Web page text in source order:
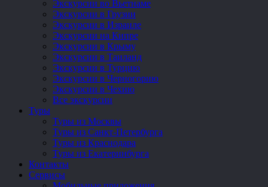
Экскурсии во Вьетнаме
Экскурсии в Грузии
Экскурсии в Израиле
Экскурсии на Кипре
Экскурсии в Крыму
Экскурсии в Таиланд
Экскурсии в Турцию
Экскурсии в Черногорию
Экскурсии в Чехию
Все экскурсии
Туры
Туры из Москвы
Туры из Санкт-Петербурга
Туры из Краснодара
Туры из Екатеринбурга
Контакты
Сервисы